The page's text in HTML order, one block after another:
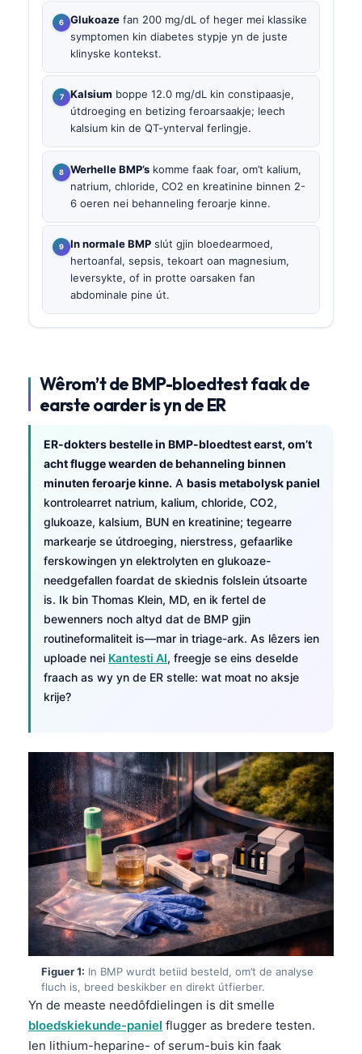
Glukoaze fan 200 mg/dL of heger mei klassike
symptomen kin diabetes stypje yn de juste
klinyske kontekst.
Kalsium boppe 12.0 mg/dL kin constipaasje,
útdroeging en betizing feroarsaakje; leech
kalsium kin de QT-ynterval ferlingje.
Werhelle BMP’s komme faak foar, om’t kalium,
natrium, chloride, CO2 en kreatinine binnen 2-
6 oeren nei behanneling feroarje kinne.
In normale BMP slút gjin bloedearmoed,
hertoanfal, sepsis, tekoart oan magnesium,
leversykte, of in protte oarsaken fan
abdominale pine út.
Wêrom’t de BMP-bloedtest faak de
earste oarder is yn de ER
ER-dokters bestelle in BMP-bloedtest earst, om’t
acht flugge wearden de behanneling binnen
minuten feroarje kinne. A basis metabolysk paniel
kontrolearret natrium, kalium, chloride, CO2,
glukoaze, kalsium, BUN en kreatinine; tegearre
markearje se útdroeging, nierstress, gefaarlike
ferskowingen yn elektrolyten en glukoaze-
needgefallen foardat de skiednis folslein útsoarte
is. Ik bin Thomas Klein, MD, en ik fertel de
bewenners noch altyd dat de BMP gjin
routineformaliteit is—mar in triage-ark. As lêzers ien
uploade nei Kantesti AI, freegje se eins deselde
fraach as wy yn de ER stelle: wat moat no aksje
krije?
Figuer 1: In BMP wurdt betiid besteld, om’t de analyse
fluch is, breed beskikber en direkt útfierber.
Yn de measte needôfdielingen is dit smelle
bloedskiekunde-paniel flugger as bredere testen.
Ien lithium-heparine- of serum-buis kin faak